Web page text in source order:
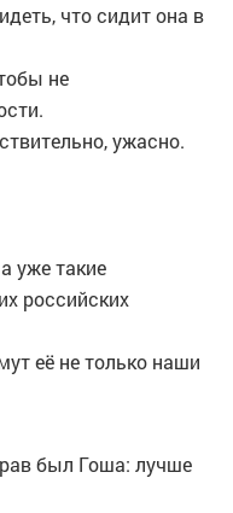
что сидит она в
не
ужасно.
уже такие
российских
её не только наши
был Гоша: лучше